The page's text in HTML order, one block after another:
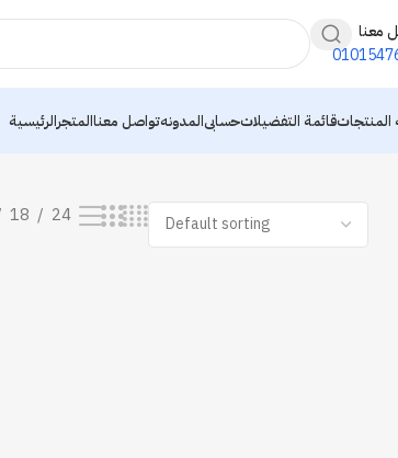
معنا
الرئيسيةالمتجرتواصل معناالمدونهحسابىقائمة التفضيلاتالمنتجات
18 24